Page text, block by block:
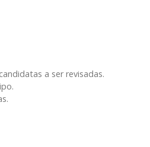
a ser revisadas.